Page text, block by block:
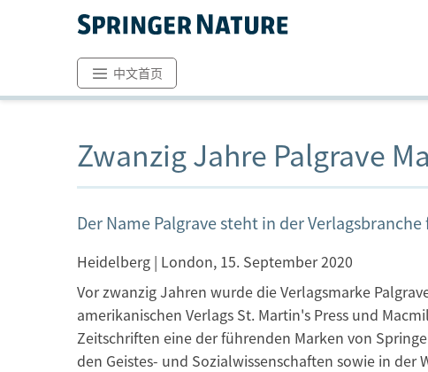
中文首页
Zwanzig Jahre Palgrave
Der Name Palgrave steht in der
Heidelberg | London, 15. September 2020
Vor zwanzig Jahren wurde die Verlagsmarke
amerikanischen Verlags St. Martin's Press und
Zeitschriften eine der führenden Marken von
den Geistes- und Sozialwissenschaften sowie in